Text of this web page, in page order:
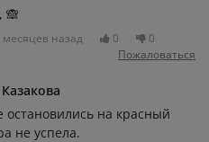
, 🙈
месяцев назад 0
0
Пожаловаться
остановились на красный
не успела.